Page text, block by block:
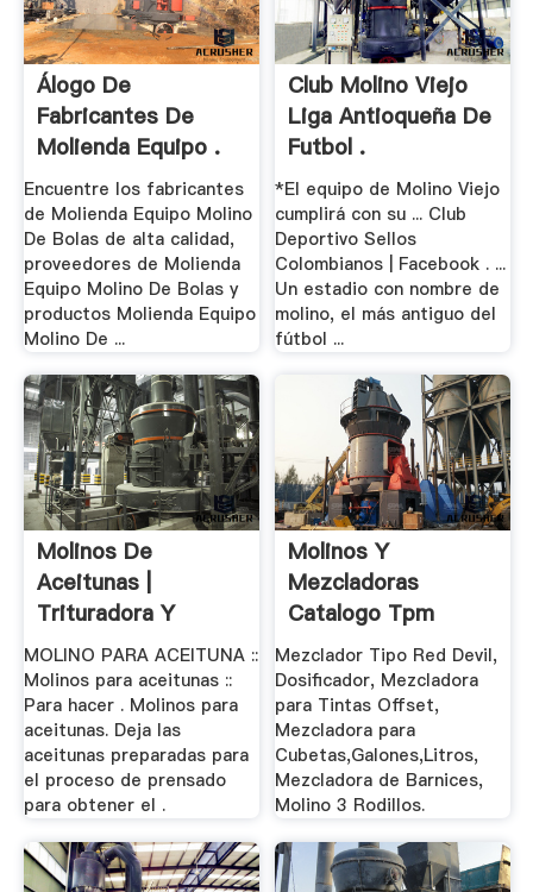
Álogo De
Fabricantes De
Molienda Equipo .
Encuentre los fabricantes
de Molienda Equipo Molino
De Bolas de alta calidad,
proveedores de Molienda
Equipo Molino De Bolas y
productos Molienda Equipo
Molino De ...
Club Molino Viejo
Liga Antioqueña De
Futbol .
*El equipo de Molino Viejo
cumplirá con su ... Club
Deportivo Sellos
Colombianos | Facebook . ...
Un estadio con nombre de
molino, el más antiguo del
fútbol ...
Molinos De
Aceitunas |
Trituradora Y
Molinos
MOLINO PARA ACEITUNA ::
Molinos para aceitunas ::
Para hacer . Molinos para
aceitunas. Deja las
aceitunas preparadas para
el proceso de prensado
para obtener el .
Molinos Y
Mezcladoras
Catalogo Tpm
Equipos .
Mezclador Tipo Red Devil,
Dosificador, Mezcladora
para Tintas Offset,
Mezcladora para
Cubetas,Galones,Litros,
Mezcladora de Barnices,
Molino 3 Rodillos.